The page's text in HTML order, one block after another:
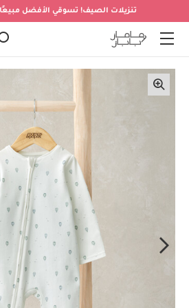
تنزيلات الصيف! تسوقي الأفضل مبيعًا